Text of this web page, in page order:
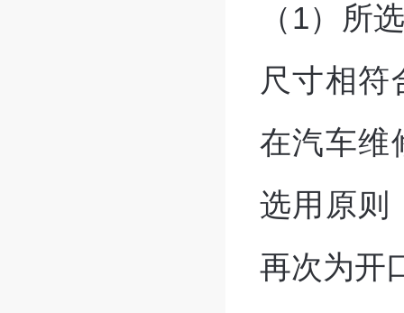
（1）所
尺寸相符
在汽车维
选用原则
再次为开